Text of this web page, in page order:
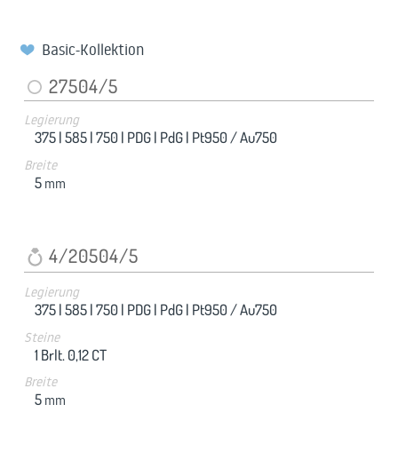
Basic-Kollektion
27504/5
Legierung
375 |585 |750 | PDG | PdG | Pt950 / Au750
Breite
5 mm
4/20504/5
Legierung
375 |585 |750 | PDG | PdG | Pt950 / Au750
Steine
1 Brlt. 0,12 CT
Breite
5 mm